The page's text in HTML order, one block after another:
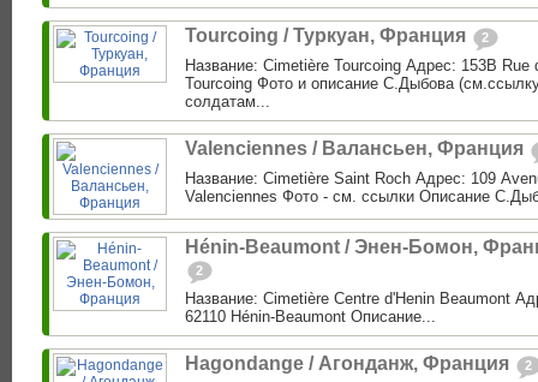
Tourcoing / Туркуан, Франция 2
Название: Cimetière Tourcoing Адрес: 153B Rue
Tourcoing Фото и описание С.Дыбова
солдатам...
Valenciennes / Валансьен, Франция
Название: Cimetière Saint Roch Адрес: 109
Valenciennes Фото - см. ссылки Описание
Hénin-Beaumont / Энен-Бомон,
2
Название: Cimetière Centre d'Henin Beaumont
62110 Hénin-Beaumont Описание...
Hagondange / Агонданж, Франция 2